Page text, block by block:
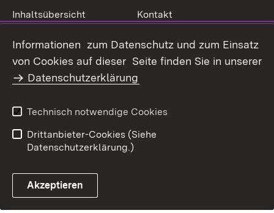
Inhaltsübersicht
Kontakt
Barrierefreiheit
Benutzungshinweise
Impressum
Informationen zum Datenschutz und zum Einsatz
von Cookies auf dieser Seite finden Sie in unserer
Datenschutzerklärung
Technisch notwendige Cookies
Drittanbieter-Cookies (Siehe
Datenschutzerklärung.)
Akzeptieren